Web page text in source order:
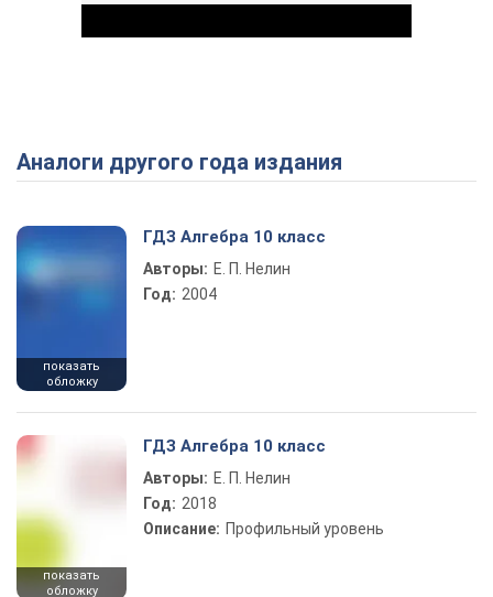
Play Video
Аналоги другого года издания
показать
обложку
ГДЗ Алгебра 10 класс
Авторы: Е. П. Нелин
Год: 2004
показать
обложку
ГДЗ Алгебра 10 класс
Авторы: Е. П. Нелин
Год: 2018
Описание: Профильный уровень